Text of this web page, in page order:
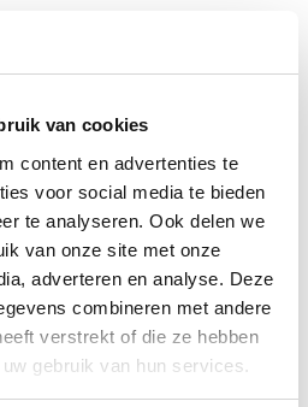
van cookies
content en advertenties te
voor social media te bieden
te analyseren. Ook delen we
van onze site met onze
adverteren en analyse. Deze
combineren met andere
verstrekt of die ze hebben
gebruik van hun services.
Nederland en België staan wij
mobiele reisadviseurs van
website altijd voor uw vakantie
advies • Maatwerk •